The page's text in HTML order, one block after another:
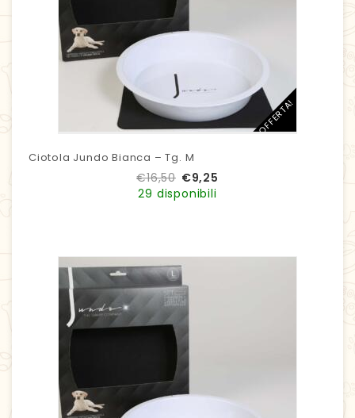
IN OFFERTA!
Ciotola Jundo Bianca – Tg. M
€16,50 €9,25
29 disponibili